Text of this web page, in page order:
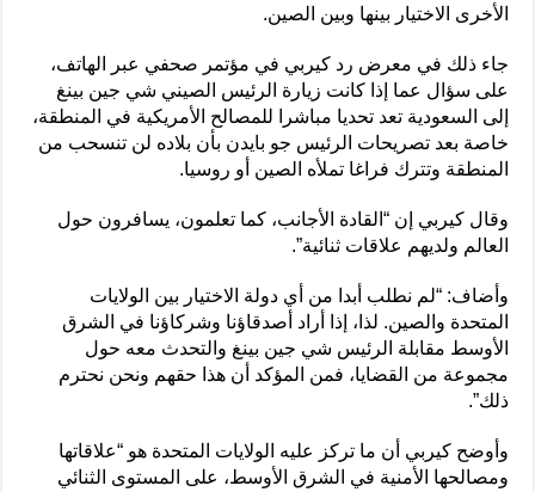
الأخرى الاختيار بينها وبين الصين.
جاء ذلك في معرض رد كيربي في مؤتمر صحفي عبر الهاتف،
على سؤال عما إذا كانت زيارة الرئيس الصيني شي جين بينغ
إلى السعودية تعد تحديا مباشرا للمصالح الأمريكية في المنطقة،
خاصة بعد تصريحات الرئيس جو بايدن بأن بلاده لن تنسحب من
المنطقة وتترك فراغا تملأه الصين أو روسيا.
وقال كيربي إن “القادة الأجانب، كما تعلمون، يسافرون حول
العالم ولديهم علاقات ثنائية”.
وأضاف: “لم نطلب أبدا من أي دولة الاختيار بين الولايات
المتحدة والصين. لذا، إذا أراد أصدقاؤنا وشركاؤنا في الشرق
الأوسط مقابلة الرئيس شي جين بينغ والتحدث معه حول
مجموعة من القضايا، فمن المؤكد أن هذا حقهم ونحن نحترم
ذلك”.
وأوضح كيربي أن ما تركز عليه الولايات المتحدة هو “علاقاتها
ومصالحها الأمنية في الشرق الأوسط، على المستوى الثنائي